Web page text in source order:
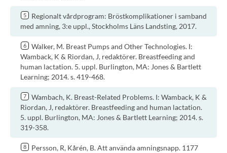
Regionalt vårdprogram: Bröstkomplikationer i samband
med amning, 3:e uppl., Stockholms Läns Landsting, 2017.
Walker, M. Breast Pumps and Other Technologies. I:
Wamback, K & Riordan, J, redaktörer. Breastfeeding and
human lactation. 5. uppl. Burlington, MA: Jones & Bartlett
Learning; 2014. s. 419-468.
Wambach, K. Breast-Related Problems. I: Wamback, K &
Riordan, J, redaktörer. Breastfeeding and human lactation.
5. uppl. Burlington, MA: Jones & Bartlett Learning; 2014. s.
319-358.
Persson, R, Kårén, B. Att använda amningsnapp. 1177